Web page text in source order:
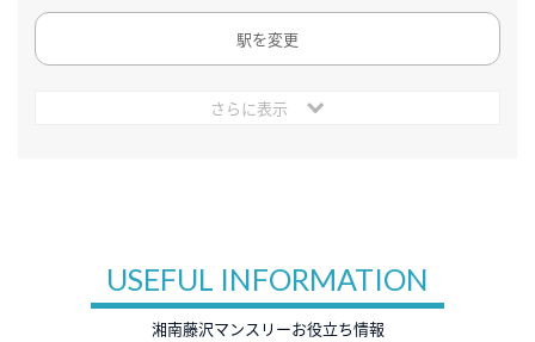
駅を変更
さらに表示
USEFUL INFORMATION
湘南藤沢マンスリーお役立ち情報